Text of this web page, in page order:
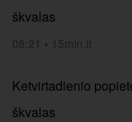
škvalas
08:21 • 15min.lt
Ketvirtadienio
škvalas